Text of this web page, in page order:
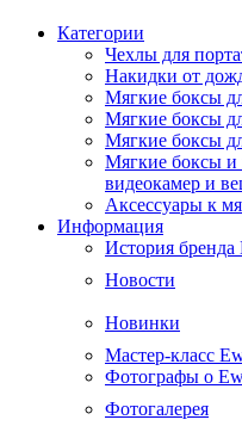
Категории
Чехлы для
Накидки от
Мягкие боксы
Мягкие боксы
Мягкие боксы
Мягкие боксы и
видеокамер и
Аксессуары к
Информация
История бренда
Новости
Новинки
Мастер-класс
Фотографы о
Фотогалерея